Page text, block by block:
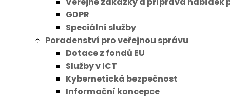
GDPR
Speciální služby
Poradenství pro veřejnou správu
Dotace z fondů EU
Služby v ICT
Kybernetická bezpečnost
Informační koncepce